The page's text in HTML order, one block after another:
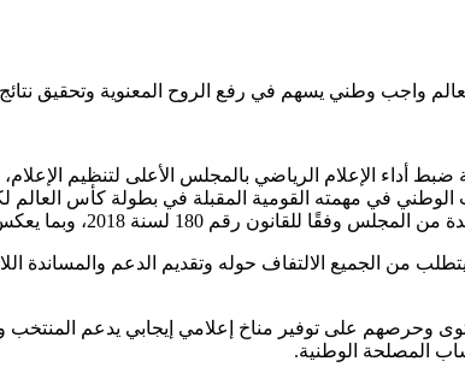
واجب وطني يسهم في رفع الروح المعنوية وتحقيق نتائج
أداء الإعلام الرياضي بالمجلس الأعلى لتنظيم
في مهمته القومية المقبلة في بطولة كأس العالم لكرة
لسنة 2018، وبما يعكس روح المسؤولية الوطنية.
من الجميع الالتفاف حوله وتقديم الدعم والمساندة
على توفير مناخ إعلامي إيجابي يدعم المنتخب ويسهم
المصلحة الوطنية.